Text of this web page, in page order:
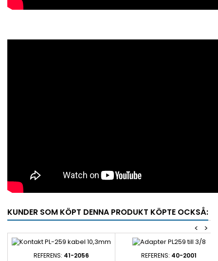
KUNDER SOM KÖPT DENNA PRODUKT KÖPTE OCKSÅ:
>
<
REFERENS: 41-2056 REFERENS: 40-2001